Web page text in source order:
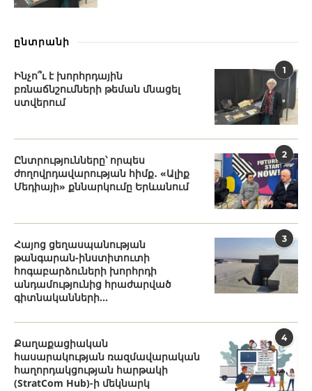
ընտրանի
1
Ինչո՞ւ է խորհրդային
բռնաճնշումների թեման մնացել
ստվերում
2
Ընտրությունները՝ որպես
ժողովրդավարության հիմք․ «Ալիք
Մեդիայի» քննարկումը Երևանում
3
Հայոց ցեղասպանության
թանգարան-ինստիտուտի
հոգաբարձուների խորհրդի
անդամությունից հրաժարված
գիտնականների...
4
Քաղաքացիական
հասարակության ռազմավարական
հաղորդակցության հարթակի
(StratCom Hub)-ի մեկնարկ